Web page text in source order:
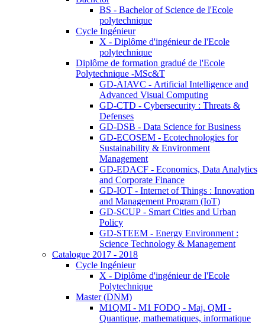
BS - Bachelor of Science de l'Ecole
polytechnique
Cycle Ingénieur
X - Diplôme d'ingénieur de l'Ecole
polytechnique
Diplôme de formation gradué de l'Ecole
Polytechnique -MSc&T
GD-AIAVC - Artificial Intelligence and
Advanced Visual Computing
GD-CTD - Cybersecurity : Threats &
Defenses
GD-DSB - Data Science for Business
GD-ECOSEM - Ecotechnologies for
Sustainability & Environment
Management
GD-EDACF - Economics, Data Analytics
and Corporate Finance
GD-IOT - Internet of Things : Innovation
and Management Program (IoT)
GD-SCUP - Smart Cities and Urban
Policy
GD-STEEM - Energy Environment :
Science Technology & Management
Catalogue 2017 - 2018
Cycle Ingénieur
X - Diplôme d'ingénieur de l'Ecole
Polytechnique
Master (DNM)
M1QMI - M1 FODQ - Maj. QMI -
Quantique, mathematiques, informatique